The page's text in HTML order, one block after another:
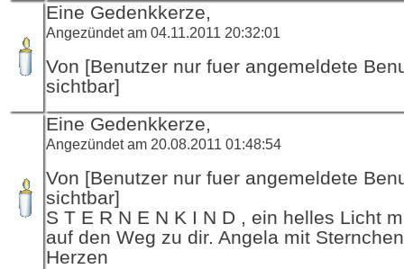
Eine Gedenkkerze,
Angezündet am 04.11.2011 20:32:01
Von [Benutzer nur fuer angemeldete
sichtbar]
Eine Gedenkkerze,
Angezündet am 20.08.2011 01:48:54
Von [Benutzer nur fuer angemeldete
sichtbar]
S T E R N E N K I N D , ein helles Licht
auf den Weg zu dir. Angela mit
Herzen